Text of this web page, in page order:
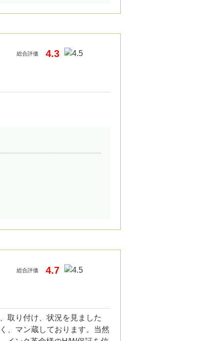
総合評価 4.3
総合評価 4.7
取り付け、状況を見ました
、マン蔵しております。当然